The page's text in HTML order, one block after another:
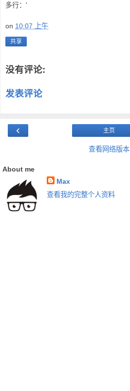
多行：'
on 10:07 上午
共享
没有评论:
发表评论
‹ 主页
查看网络版本
About me
Max
查看我的完整个人资料